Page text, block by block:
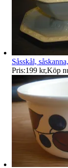
Ersättning
Såsskål,
Pris:199 kr,Köp